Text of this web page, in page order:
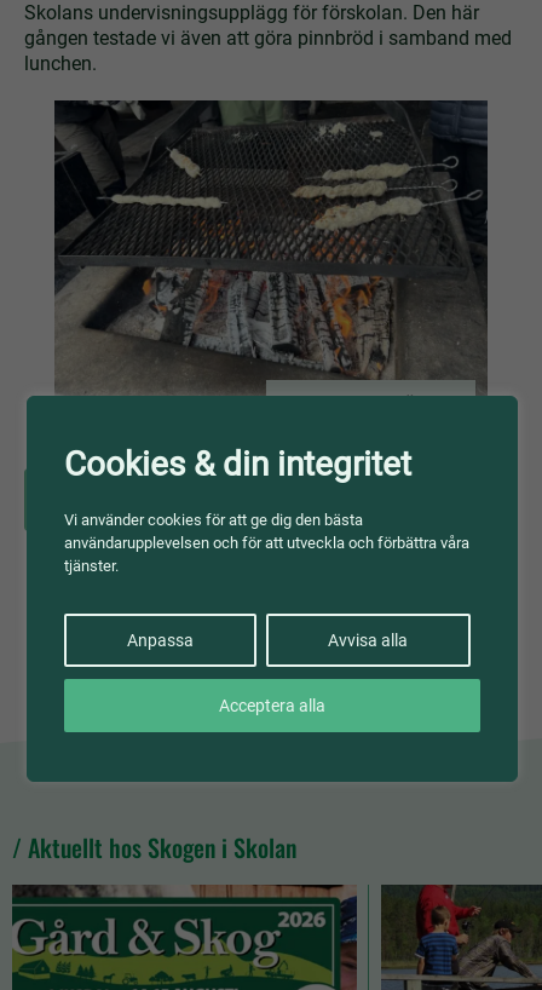
Cookies & din integritet
Vi använder cookies för att ge dig den bästa
användarupplevelsen och för att utveckla och förbättra våra
tjänster.
Anpassa Avvisa alla
Acceptera alla
Skolans undervisningsupplägg för förskolan. Den här
gången testade vi även att göra pinnbröd i samband med
lunchen.
/ Aktuellt hos Skogen i Skolan